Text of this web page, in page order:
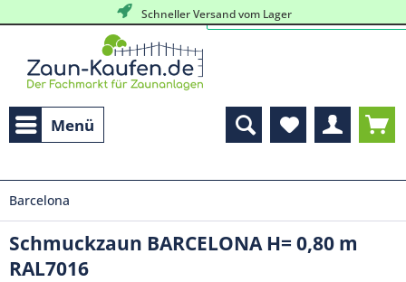
Schneller Versand vom Lager
Menü
Barcelona
Schmuckzaun BARCELONA H= 0,80 m
RAL7016